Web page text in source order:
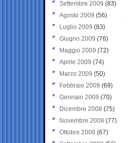
Settembre 2009 (83)
Agosto 2009 (56)
Luglio 2009 (83)
Giugno 2009 (76)
Maggio 2009 (72)
Aprile 2009 (74)
Marzo 2009 (50)
Febbraio 2009 (69)
Gennaio 2009 (70)
Dicembre 2008 (75)
Novembre 2008 (77)
Ottobre 2008 (67)